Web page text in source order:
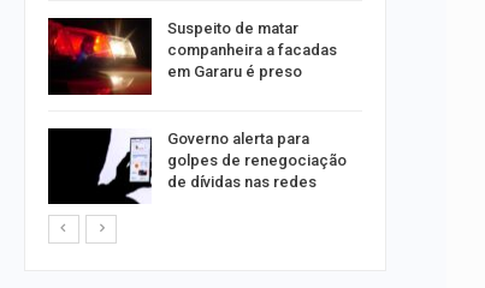
Suspeito de matar
companheira a facadas
em Gararu é preso
Governo alerta para
golpes de renegociação
de dívidas nas redes